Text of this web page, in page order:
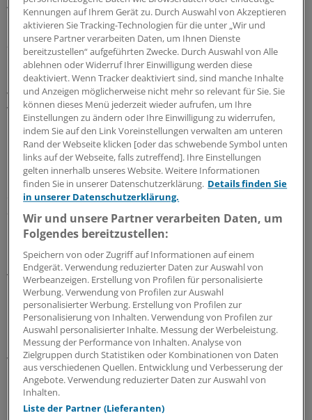
VAV-Modell "erhebliche politische Sprengkraft" für das
KV-System beinhalte. Auch den Warenkorb lehnen sie
ab.
"Es widerspricht in der Grundausrichtung mit der Idee
von Warenkorbmodellen einzelner
Versorgungsschwerpunkte den Prinzipien der ärztlichen
Freiberuflichkeit", so die Begründung zu dem Antrag.
"Eine überarbeitete Bedarfsplanung mit stärkerer
Berücksichtigung von Demografie, Morbidität und
Sozialstruktur ist der bessere Ansatz", heißt es dort
abschließend.
Den entsprechenden Auftrag des Gesetzgebers dazu
hat der Gemeinsame Bundesausschuss (GBA) mit dem
Versorgungsstärkungsgesetz (VSG) erhalten.
Diese Entwicklung begrüßt auch Helming: "Nachdem
unsere Bestrebungen, die Bedarfsplanung
hergebrachter Struktur zu qualifizieren, durch die
Vorgabe des VSG an den GBA, die
Bedarfsplanungsrichtline unter Beachtung qualitativer
Parameter zu reformieren, erfolgreich waren, ist die
notwendige Sensibilisierung ‚der Gesundheitspolitik‘
Kennungen auf Ihrem Gerät zu. Durch Auswahl von Akzeptieren
aktivieren Sie Tracking-Technologien für die unter „Wir und
unsere Partner verarbeiten Daten, um Ihnen Dienste
bereitzustellen“ aufgeführten Zwecke. Durch Auswahl von Alle
ablehnen oder Widerruf Ihrer Einwilligung werden diese
deaktiviert. Wenn Tracker deaktiviert sind, sind manche Inhalte
und Anzeigen möglicherweise nicht mehr so relevant für Sie. Sie
können dieses Menü jederzeit wieder aufrufen, um Ihre
Einstellungen zu ändern oder Ihre Einwilligung zu widerrufen,
indem Sie auf den Link Voreinstellungen verwalten am unteren
Rand der Webseite klicken [oder das schwebende Symbol unten
links auf der Webseite, falls zutreffend]. Ihre Einstellungen
gelten innerhalb unseres Website. Weitere Informationen
finden Sie in unserer Datenschutzerklärung. Details finden Sie
in unserer Datenschutzerklärung.
Wir und unsere Partner verarbeiten Daten, um
Folgendes bereitzustellen:
Speichern von oder Zugriff auf Informationen auf einem
Endgerät. Verwendung reduzierter Daten zur Auswahl von
Werbeanzeigen. Erstellung von Profilen für personalisierte
Werbung. Verwendung von Profilen zur Auswahl
personalisierter Werbung. Erstellung von Profilen zur
Personalisierung von Inhalten. Verwendung von Profilen zur
Auswahl personalisierter Inhalte. Messung der Werbeleistung.
Messung der Performance von Inhalten. Analyse von
Zielgruppen durch Statistiken oder Kombinationen von Daten
aus verschiedenen Quellen. Entwicklung und Verbesserung der
Angebote. Verwendung reduzierter Daten zur Auswahl von
Inhalten.
Liste der Partner (Lieferanten)